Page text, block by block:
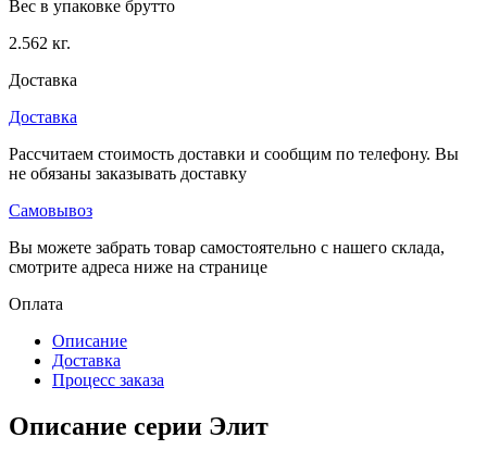
Вес в упаковке брутто
2.562 кг.
Доставка
Доставка
Рассчитаем стоимость доставки и сообщим по телефону. Вы
не обязаны заказывать доставку
Самовывоз
Вы можете забрать товар самостоятельно с нашего склада,
смотрите адреса ниже на странице
Оплата
Описание
Доставка
Процесс заказа
Описание серии Элит